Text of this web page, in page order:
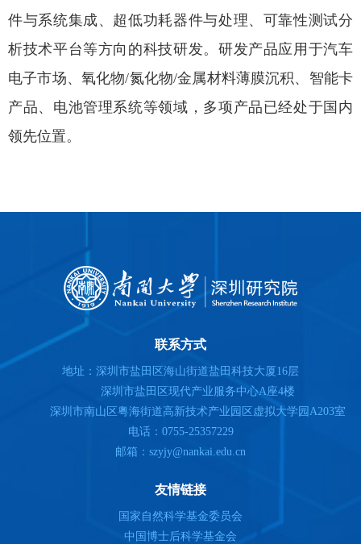
件与系统集成、超低功耗器件与处理、可靠性测试分
析技术平台等方向的科技研发。研发产品应用于汽车
电子市场、氧化物/氮化物/金属材料薄膜沉积、智能卡
产品、电池管理系统等领域，多项产品已经处于国内
领先位置。
联系方式
地址：深圳市盐田区海山街道盐田科技大厦16层
深圳市盐田区现代产业服务中心A座4楼
深圳市南山区粤海街道高新技术产业园区虚拟大学园A203室
电话：0755-25357229
邮箱：szyjy@nankai.edu.cn
友情链接
国家自然科学基金委员会
中国博士后科学基金会